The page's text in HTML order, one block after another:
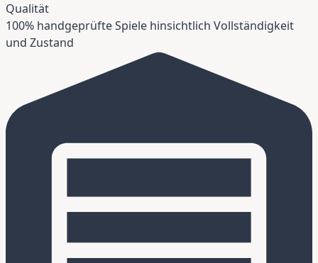
Qualität
100% handgeprüfte Spiele hinsichtlich Vollständigkeit
und Zustand